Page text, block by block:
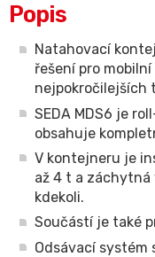
Popis
Natahovací
řešení pro
nejpokročilejších
SEDA MDS6 je
obsahuje
V kontejneru je
až 4 t a
kdekoli.
Součástí je také
Odsávací systém